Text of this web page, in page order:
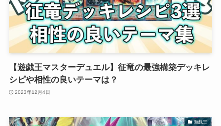
【遊戯王マスターデュエル】征竜の最強構築デッキレ
シピや相性の良いテーマは？
2023年12月4日
遊戯王